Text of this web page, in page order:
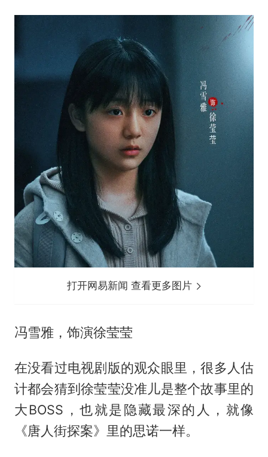
打开网易新闻 查看更多图片
冯雪雅，饰演徐莹莹
在没看过电视剧版的观众眼里，很多人估
计都会猜到徐莹莹没准儿是整个故事里的
大BOSS，也就是隐藏最深的人，就像
《唐人街探案》里的思诺一样。